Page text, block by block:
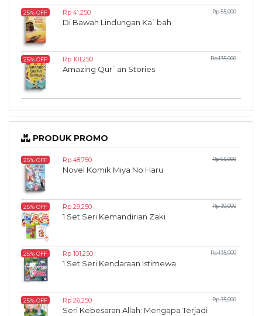
25% OFF Rp 41,250 Rp 55,000
Di Bawah Lindungan Ka`bah
25% OFF Rp 101,250 Rp 135,000
Amazing Qur`an Stories
PRODUK PROMO
25% OFF Rp 48,750 Rp 65,000
Novel Komik Miya No Haru
25% OFF Rp 29,250 Rp 39,000
1 Set Seri Kemandirian Zaki
25% OFF Rp 101,250 Rp 135,000
1 Set Seri Kendaraan Istimewa
25% OFF Rp 26,250 Rp 35,000
Seri Kebesaran Allah: Mengapa Terjadi